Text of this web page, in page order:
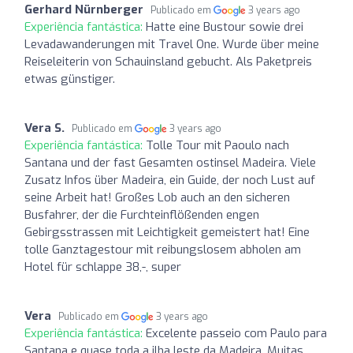
Gerhard Nürnberger Publicado em 3 years ago
Experiência fantástica: Hatte eine Bustour sowie drei
Levadawanderungen mit Travel One. Wurde über meine
Reiseleiterin von Schauinsland gebucht. Als Paketpreis
etwas günstiger.
Vera S. Publicado em 3 years ago
Experiência fantástica: Tolle Tour mit Paoulo nach
Santana und der fast Gesamten ostinsel Madeira. Viele
Zusatz Infos über Madeira, ein Guide, der noch Lust auf
seine Arbeit hat! Großes Lob auch an den sicheren
Busfahrer, der die Furchteinflößenden engen
Gebirgsstrassen mit Leichtigkeit gemeistert hat! Eine
tolle Ganztagestour mit reibungslosem abholen am
Hotel für schlappe 38,-, super
Vera Publicado em 3 years ago
Experiência fantástica: Excelente passeio com Paulo para